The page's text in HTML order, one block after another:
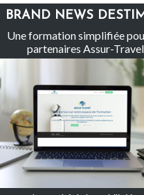
Le groupe
BRAND NEWS
Une formation simplifiée
partenaires Assur-Travel